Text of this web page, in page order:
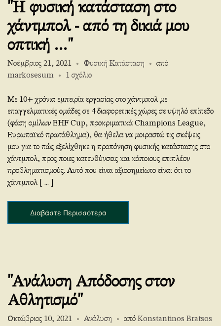
"Η φυσική κατάσταση στο
χάντμπολ - από τη δικιά μου
οπτική …"
Νοέμβριος 21, 2021 Φυσική Κατάσταση
από
markosesum
1 σχόλιοστο
in
handball
–
my
point
of
view
Με 10+ χρόνια εμπειρία εργασίας στο χάντμπολ με
επαγγελματικές ομάδες σε 4 διαφορετικές χώρες σε υψηλό επίπεδο
(φάση ομίλων EHF Cup, προκριματικά Champions League,
Ευρωπαϊκό πρωτάθλημα), θα ήθελα να μοιραστώ τις σκέψεις
μου για το πώς εξελίχθηκε η προπόνηση φυσικής κατάστασης στο
χάντμπολ, προς ποιες κατευθύνσεις και κάποιους επιπλέον
προβληματισμούς. Αυτό που είναι αξιοσημείωτο είναι ότι το
χάντμπολ [ ... ]
Διαβάστε Περισσότερα
"Ανάλυση Απόδοσης στον
Αθλητισμό"
Οκτώβριος 10, 2021 Ανάλυση από Konstantinos Bratsos